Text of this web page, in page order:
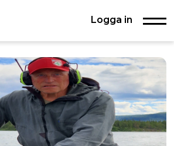
Logga in